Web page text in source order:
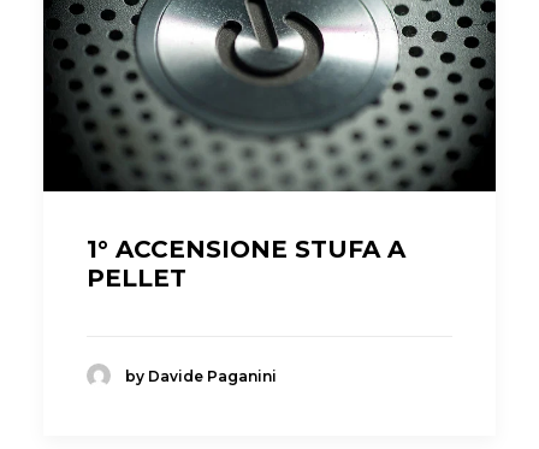
1° ACCENSIONE STUFA A
PELLET
by Davide Paganini